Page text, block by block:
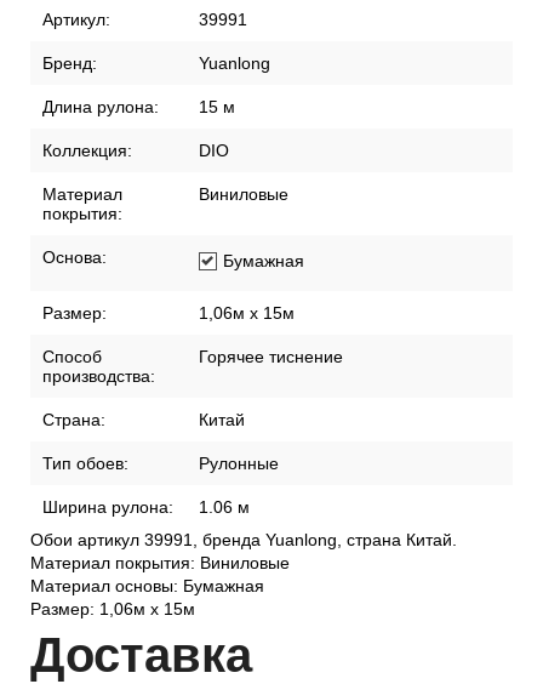
Артикул: 39991
Бренд: Yuanlong
Длина рулона: 15 м
Коллекция: DIO
Материал
покрытия:
Виниловые
Основа: Бумажная
Размер: 1,06м x 15м
Способ
производства:
Горячее тиснение
Страна: Китай
Тип обоев: Рулонные
Ширина рулона:
1.06 м
Обои артикул 39991, бренда Yuanlong, страна Китай.
Материал покрытия: Виниловые
Материал основы: Бумажная
Размер: 1,06м x 15м
Доставка